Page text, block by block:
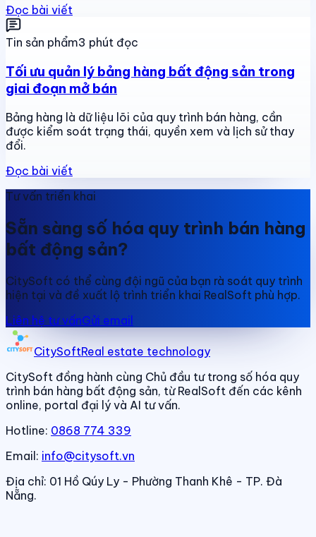
Đọc bài viết
Tin sản phẩm3 phút đọc
Tối ưu quản lý bảng hàng bất động sản trong
giai đoạn mở bán
Bảng hàng là dữ liệu lõi của quy trình bán hàng, cần
được kiểm soát trạng thái, quyền xem và lịch sử thay
đổi.
Đọc bài viết
Tư vấn triển khai
Sẵn sàng số hóa quy trình bán hàng
bất động sản?
CitySoft có thể cùng đội ngũ của bạn rà soát quy trình
hiện tại và đề xuất lộ trình triển khai RealSoft phù hợp.
Liên hệ tư vấnGửi email
CitySoftReal estate technology
CitySoft đồng hành cùng Chủ đầu tư trong số hóa quy
trình bán hàng bất động sản, từ RealSoft đến các kênh
online, portal đại lý và AI tư vấn.
Hotline: 0868 774 339
Email: info@citysoft.vn
Địa chỉ: 01 Hồ Qúy Ly - Phường Thanh Khê - TP. Đà
Nẵng.